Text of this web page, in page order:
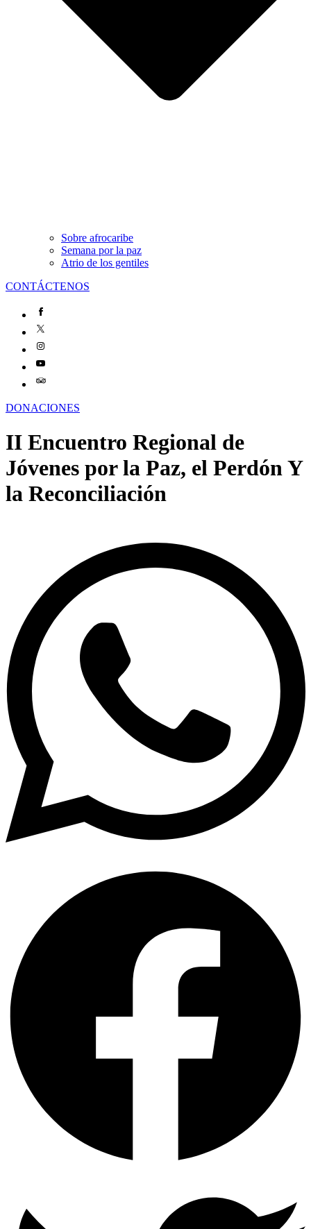
Sobre afrocaribe
Semana por la paz
Atrio de los gentiles
CONTÁCTENOS
DONACIONES
II Encuentro Regional de
Jóvenes por la Paz, el Perdón Y
la Reconciliación